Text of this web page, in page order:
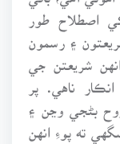
اصطلاح طور
۽ رسمون
شريعتن جي
ناهي. پر
بڻجي وڃن ۽
ته پوءِ انهن